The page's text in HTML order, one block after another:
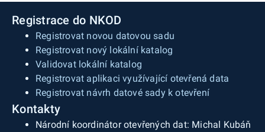
Registrace do NKOD
Registrovat novou datovou sadu
Registrovat nový lokální katalog
Validovat lokální katalog
Registrovat aplikaci využívající otevřená data
Registrovat návrh datové sady k otevření
Kontakty
Národní koordinátor otevřených dat: Michal Kubáň